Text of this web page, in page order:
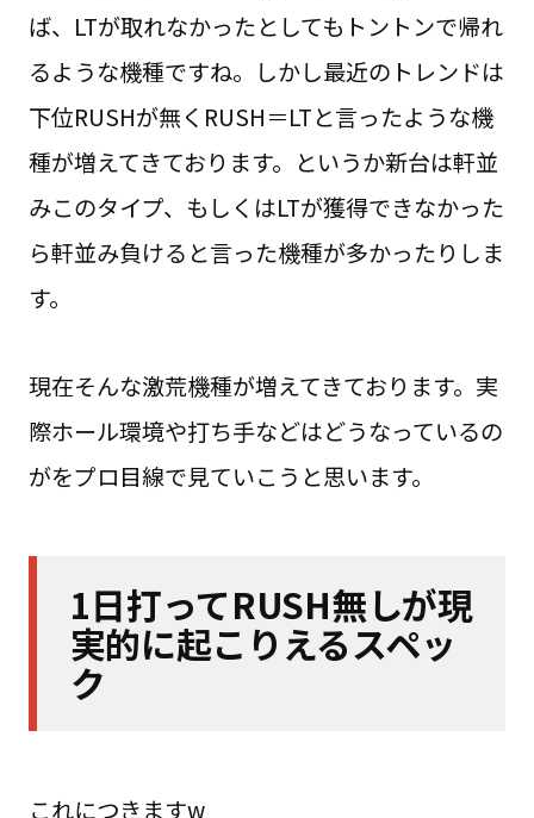
ば、LTが取れなかったとしてもトントンで帰れ
るような機種ですね。しかし最近のトレンドは
下位RUSHが無くRUSH＝LTと言ったような機
種が増えてきております。というか新台は軒並
みこのタイプ、もしくはLTが獲得できなかった
ら軒並み負けると言った機種が多かったりしま
す。
現在そんな激荒機種が増えてきております。実
際ホール環境や打ち手などはどうなっているの
がをプロ目線で見ていこうと思います。
1日打ってRUSH無しが現
実的に起こりえるスペッ
ク
これにつきますw